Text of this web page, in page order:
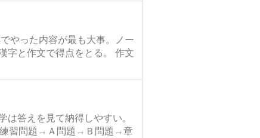
やった内容が最も大事。ノー
字と作文で得点をとる。 作文
答えを見て納得しやすい。
練習問題→Ａ問題→Ｂ問題→章